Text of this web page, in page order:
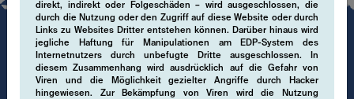
direkt, indirekt oder Folgeschäden – wird ausgeschlossen, die
durch die Nutzung oder den Zugriff auf diese Website oder durch
Links zu Websites Dritter entstehen können. Darüber hinaus wird
jegliche Haftung für Manipulationen am EDP-System des
Internetnutzers durch unbefugte Dritte ausgeschlossen. In
diesem Zusammenhang wird ausdrücklich auf die Gefahr von
Viren und die Möglichkeit gezielter Angriffe durch Hacker
hingewiesen. Zur Bekämpfung von Viren wird die Nutzung